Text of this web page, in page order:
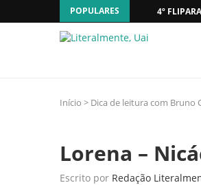
POPULARES 4º
Início > Dica de leitura com Bruno
Lorena –
Escrito por Redação